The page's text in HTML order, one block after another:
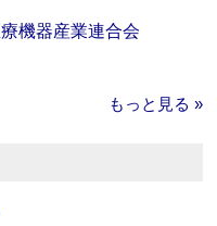
機器産業連合会
もっと見る »